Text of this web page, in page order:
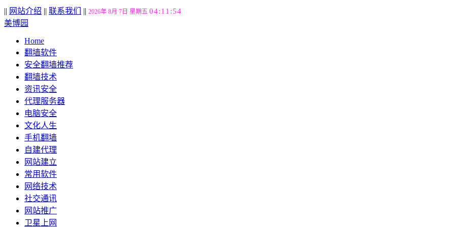
|| 网站介绍 || 联系我们 || 2026年 8月 7日 星期五 04:11:55
美博园
Home
翻墙软件
安全翻墙推荐
翻墙技术
资讯安全
代理服务器
电脑安全
文化人生
手机翻墙
自建代理
网站建立
常用软件
网络技术
社交通讯
网站推广
卫星上网